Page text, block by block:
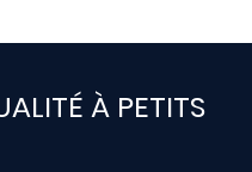
À PETITS